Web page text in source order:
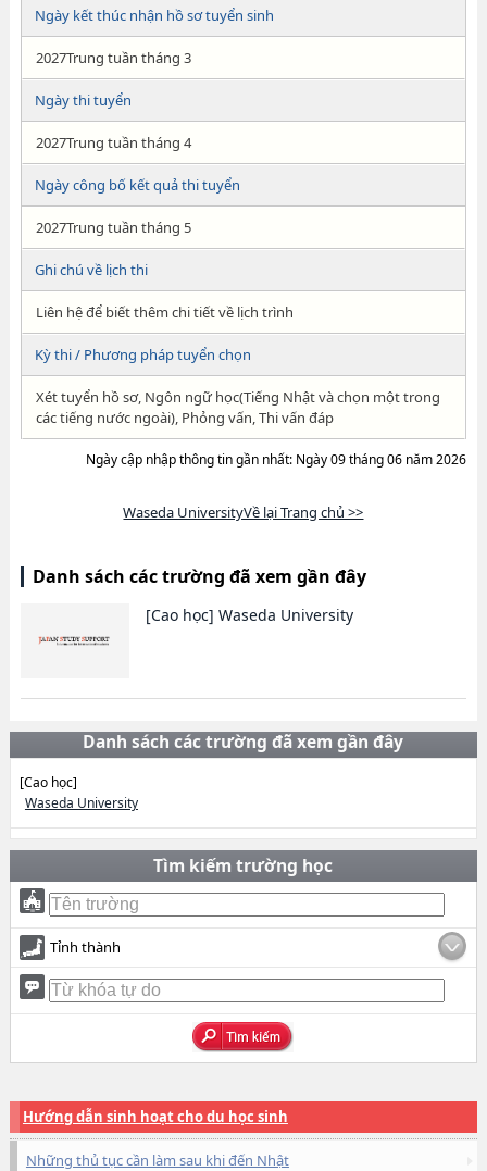
Ngày kết thúc nhận hồ sơ tuyển sinh
2027Trung tuần tháng 3
Ngày thi tuyển
2027Trung tuần tháng 4
Ngày công bố kết quả thi tuyển
2027Trung tuần tháng 5
Ghi chú về lịch thi
Liên hệ để biết thêm chi tiết về lịch trình
Kỳ thi / Phương pháp tuyển chọn
Xét tuyển hồ sơ, Ngôn ngữ học(Tiếng Nhật và chọn một trong
các tiếng nước ngoài), Phỏng vấn, Thi vấn đáp
Ngày cập nhập thông tin gần nhất: Ngày 09 tháng 06 năm 2026
Waseda UniversityVề lại Trang chủ >>
Danh sách các trường đã xem gần đây
[Cao học] Waseda University
Danh sách các trường đã xem gần đây
[Cao học]
Waseda University
Tìm kiếm trường học
Tỉnh thành
Hướng dẫn sinh hoạt cho du học sinh
Những thủ tục cần làm sau khi đến Nhật